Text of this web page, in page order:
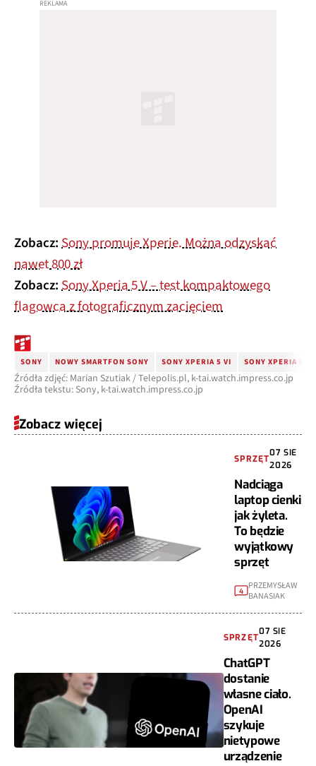
Zobacz:Sony promuje Xperie. Można odzyskać
nawet 800 zł
Zobacz:Sony Xperia 5 V – test kompaktowego
flagowca z fotograficznym zacięciem
SONY NOWY SMARTFON SONY SONY XPERIA 5 VI SONY XPERIA 5
Źródła zdjęć: Marian Szutiak / Telepolis.pl, k-tai.watch.impress.co.jp
Źródła tekstu: Sony, k-tai.watch.impress.co.jp
Zobacz więcej
SPRZĘT
07 SIE
2026
Nadciąga
laptop cienki
jak żyleta.
To będzie
wyjątkowy
sprzęt
4
PRZEMYSŁAW
BANASIAK
SPRZĘT
07 SIE
2026
ChatGPT
dostanie
własne ciało.
OpenAI
szykuje
nietypowe
urządzenie